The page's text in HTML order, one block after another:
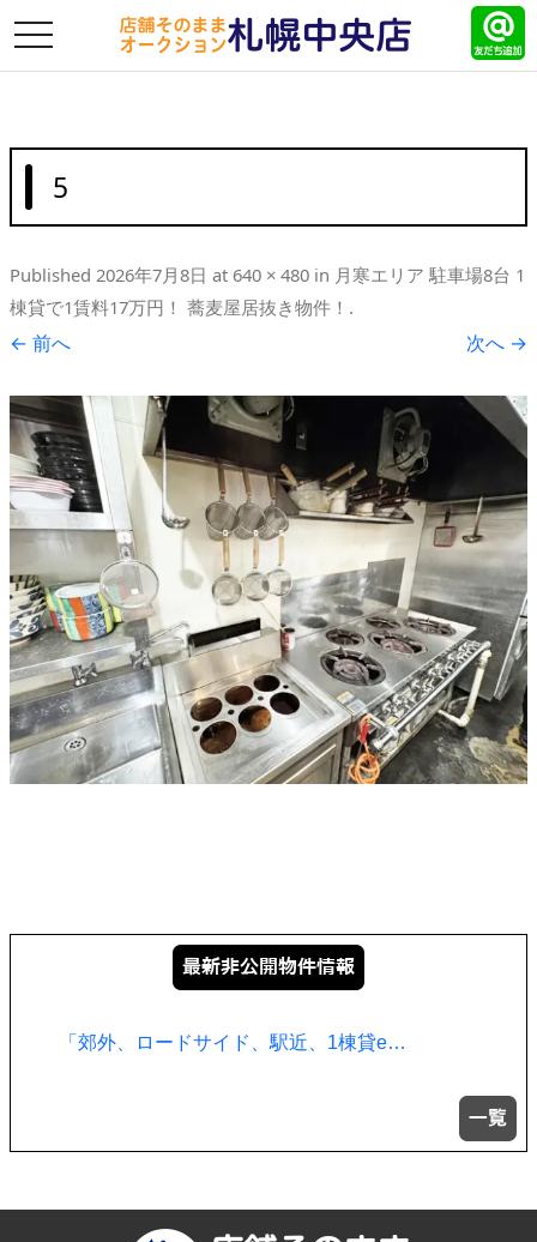
toggle
5
Published 2026年7月8日 at 640 × 480 in 月寒エリア 駐車場8台 1
棟貸で1賃料17万円！ 蕎麦屋居抜き物件！ .
← 前へ 次へ →
「郊外、ロードサイド、駅近、1棟貸e…